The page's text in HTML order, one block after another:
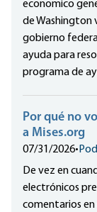
economico
de Washington
gobierno
ayuda para
programa de
Por qué no
a Mises.org
07/31/2026•
De vez en
electrónicos
comentarios en